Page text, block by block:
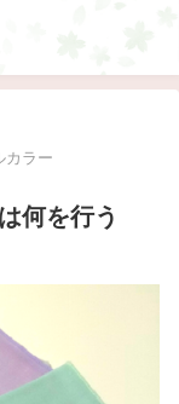
カラー
何を行う